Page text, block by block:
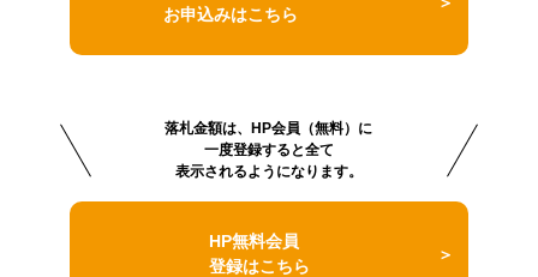
お申込みはこちら
落札金額は、HP会員（無料）に
一度登録すると全て
表示されるようになります。
HP無料会員
登録はこちら